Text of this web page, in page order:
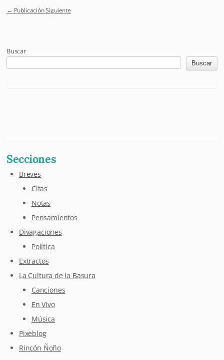
Post navigation
← Publicación Siguiente
Buscar
Buscar
Secciones
Breves
Citas
Notas
Pensamientos
Divagaciones
Política
Extractos
La Cultura de la Basura
Canciones
En Vivo
Música
Pixeblog
Rincón Ñoño